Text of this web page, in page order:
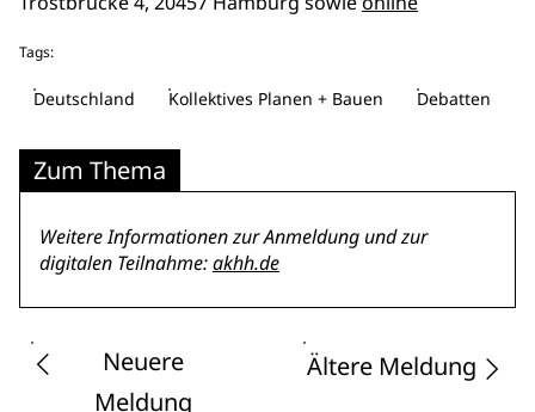
Tags:
Deutschland Kollektives Planen + Bauen Debatten
Zum Thema
Weitere Informationen zur Anmeldung und zur
digitalen Teilnahme:akhh.de
Neuere
Meldung
Ältere Meldung